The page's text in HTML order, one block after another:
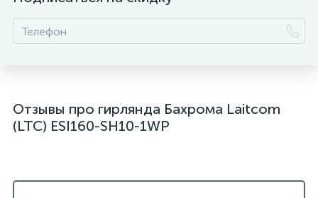
Отзывы про гирлянда Бахрома Laitcom
(LTC) ESI160-SH10-1WP